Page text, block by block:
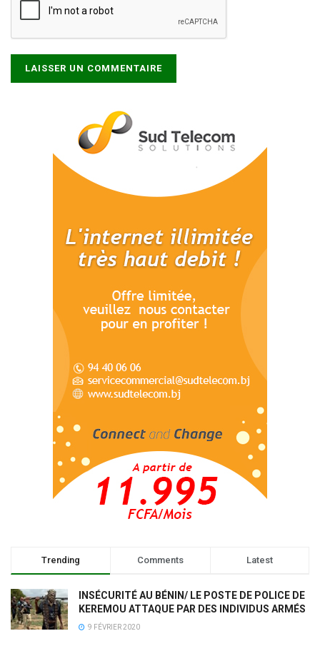
Trending Comments Latest
INSÉCURITÉ AU BÉNIN/ LE POSTE DE POLICE DE
KEREMOU ATTAQUE PAR DES INDIVIDUS ARMÉS
9 FÉVRIER 2020